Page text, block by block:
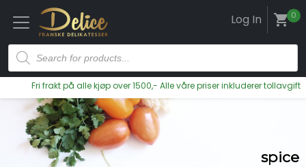
Log In 0
shopping_cart
Fri frakt på alle kjøp over 1500,- Alle våre priser inkluderer
spice